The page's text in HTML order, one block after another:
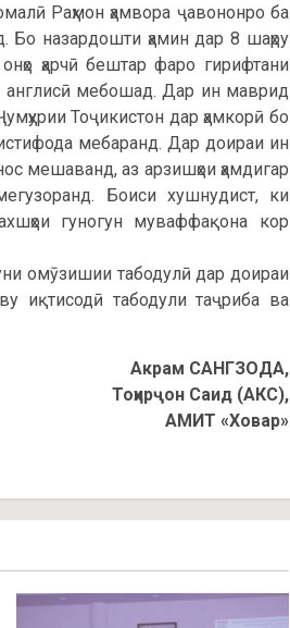
Раҳмон ҳамвора ҷавононро ба
Бо назардошти ҳамин дар 8 шаҳру
ҳарчӣ бештар фаро гирифтани
англисӣ мебошад. Дар ин маврид
Тоҷикистон дар ҳамкорӣ бо
мебаранд. Дар доираи ин
мешаванд, аз арзишҳои ҳамдигар
Боиси хушнудист, ки
гуногун муваффақона кор
омӯзишии табодулӣ дар доираи
иқтисодӣ табодули таҷриба ва
Акрам САНГЗОДА,
Тоҳирҷон Саид (АКС),
АМИТ «Ховар»